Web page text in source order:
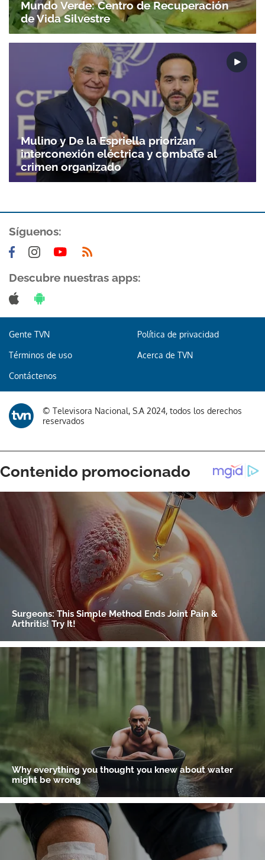
Mundo Verde: Centro de Recuperación
de Vida Silvestre
Mulino y De la Espriella priorizan
interconexión eléctrica y combate al
crimen organizado
Síguenos:
Descubre nuestras apps:
Gente TVN Política de privacidad
Términos de uso Acerca de TVN
Contáctenos
© Televisora Nacional, S.A 2024, todos los derechos
reservados